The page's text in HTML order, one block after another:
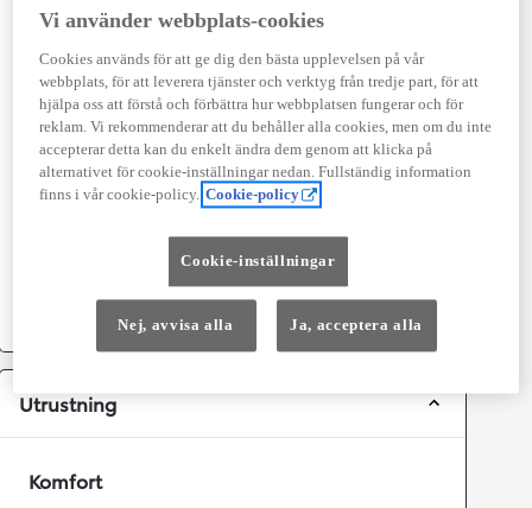
Kapacitet
Prestanda
Topphastighet 180km/h
Acceleration 0-100km/h
7,4sekunder
Framhjulsdrift
Utrustning
Komfort
Vi använder webbplats-cookies
Cookies används för att ge dig den bästa upplevelsen på vår
webbplats, för att leverera tjänster och verktyg från tredje part, för att
hjälpa oss att förstå och förbättra hur webbplatsen fungerar och för
reklam. Vi rekommenderar att du behåller alla cookies, men om du inte
accepterar detta kan du enkelt ändra dem genom att klicka på
alternativet för cookie-inställningar nedan. Fullständig information
finns i vår cookie-policy. Cookie-policy
Cookie-inställningar
Nej, avvisa alla Ja, acceptera alla